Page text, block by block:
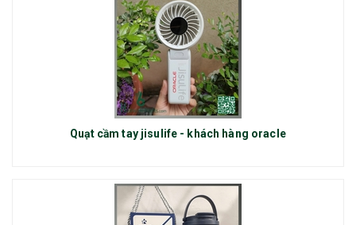
Quạt cầm tay jisulife - khách hàng oracle